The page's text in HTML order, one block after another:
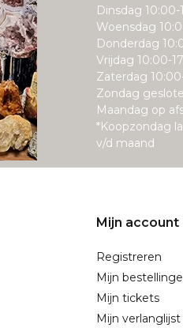
Dinsdag 10:00-
Woensdag
Donderdag
Vrijdag 10:00-
Zaterdag
Zondag
Maandag op
*Koopzondag
v/d maand
Mijn account
Registreren
Mijn
Mijn tickets
Mijn verlanglijst